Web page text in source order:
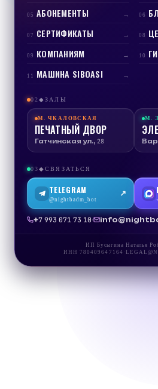
05 АБОНЕМЕНТЫ → 06
07 СЕРТИФИКАТЫ → 08
09 КОМПАНИЯМ → 10
11 МАШИНА SIBOASI →
02◆ЗАЛЫ
М.ЧКАЛОВСКАЯ
ПЕЧАТНЫЙ ДВОР
Гатчинская ул., 28
М.
03◆СВЯЗАТЬСЯ
TELEGRAM
@nightbadm_bot
↗
+7 993 071 73 10·
ИП Бусыгина Наталья
ИНН 780409647164 ·